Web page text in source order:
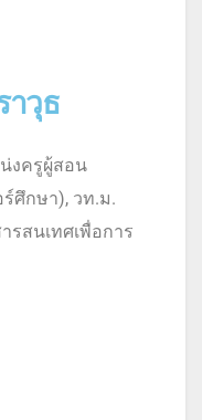
าวุธ
งครูผู้สอน
ศึกษา), วท.ม.
รสนเทศเพื่อการ